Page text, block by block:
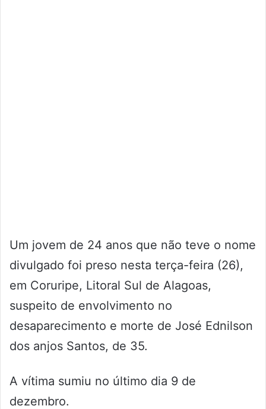
Um jovem de 24 anos que não teve o nome
divulgado foi preso nesta terça-feira (26),
em Coruripe, Litoral Sul de Alagoas,
suspeito de envolvimento no
desaparecimento e morte de José Ednilson
dos anjos Santos, de 35.
A vítima sumiu no último dia 9 de
dezembro.